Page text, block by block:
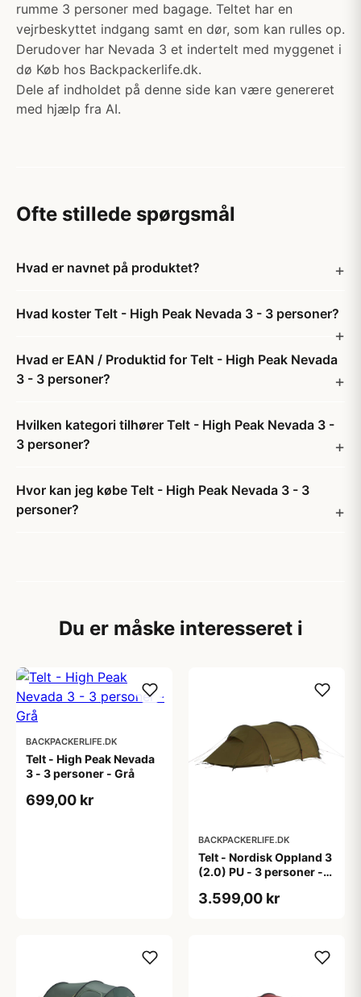
rumme 3 personer med bagage. Teltet har en
vejrbeskyttet indgang samt en dør, som kan rulles op.
Derudover har Nevada 3 et indertelt med myggenet i
dø Køb hos Backpackerlife.dk.
Dele af indholdet på denne side kan være genereret
med hjælp fra AI.
Ofte stillede spørgsmål
Hvad er navnet på produktet?
Hvad koster Telt - High Peak Nevada 3 - 3 personer?
Hvad er EAN / Produktid for Telt - High Peak Nevada
3 - 3 personer?
Hvilken kategori tilhører Telt - High Peak Nevada 3 -
3 personer?
Hvor kan jeg købe Telt - High Peak Nevada 3 - 3
personer?
Du er måske interesseret i
BACKPACKERLIFE.DK
Telt - High Peak Nevada
3 - 3 personer - Grå
699,00 kr
BACKPACKERLIFE.DK
Telt - Nordisk Oppland 3
(2.0) PU - 3 personer -
3.599,00 kr